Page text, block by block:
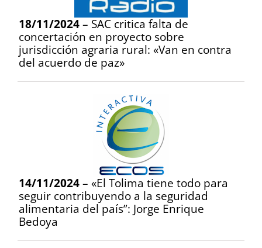
18/11/2024 – SAC critica falta de
concertación en proyecto sobre
jurisdicción agraria rural: «Van en contra
del acuerdo de paz»
14/11/2024 – «El Tolima tiene todo para
seguir contribuyendo a la seguridad
alimentaria del país”: Jorge Enrique
Bedoya